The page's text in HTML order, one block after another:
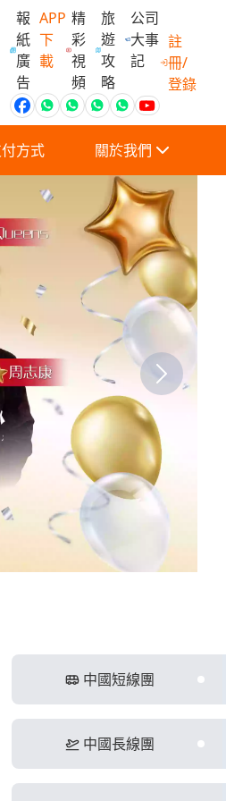
報
紙
廣
告
APP
下
載
精
彩
視
頻
旅
遊
攻
略
公司
大事
記
會員獨家
註
冊/
登錄
方式 關於我們
關於我們
服務條款及細則
中國短線團
中國長線團